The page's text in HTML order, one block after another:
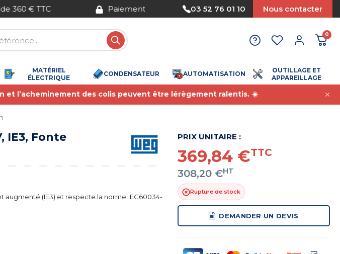
Nous acceptons le paiement par
03 52 76 01 10 Nous contacter
0
MATÉRIEL
ÉLECTRIQUE
CONDENSATEUR AUTOMATISATION
OUTILLAGE ET
APPAREILLAGE
et l’acheminement des colis peuvent être lérègement ralentis. ☀️
IE3, Fonte
(IE3) et respecte la norme IEC60034-
PRIX UNITAIRE :
369,84 €TTC
308,20 €HT
Rupture de stock
DEMANDER UN DEVIS